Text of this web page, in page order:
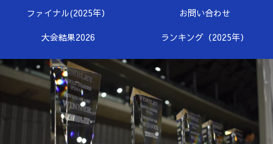
ファイナル(2025年）
お問い合わせ
大会結果2026
ランキング（2025年）